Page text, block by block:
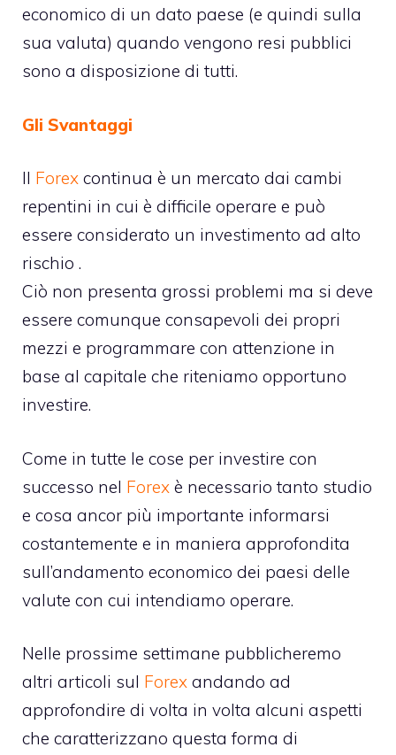
economico di un dato paese (e quindi sulla
sua valuta) quando vengono resi pubblici
sono a disposizione di tutti.
Gli Svantaggi
Il Forex continua è un mercato dai cambi
repentini in cui è difficile operare e può
essere considerato un investimento ad alto
rischio .
Ciò non presenta grossi problemi ma si deve
essere comunque consapevoli dei propri
mezzi e programmare con attenzione in
base al capitale che riteniamo opportuno
investire.
Come in tutte le cose per investire con
successo nel Forex è necessario tanto studio
e cosa ancor più importante informarsi
costantemente e in maniera approfondita
sull’andamento economico dei paesi delle
valute con cui intendiamo operare.
Nelle prossime settimane pubblicheremo
altri articoli sul Forex andando ad
approfondire di volta in volta alcuni aspetti
che caratterizzano questa forma di